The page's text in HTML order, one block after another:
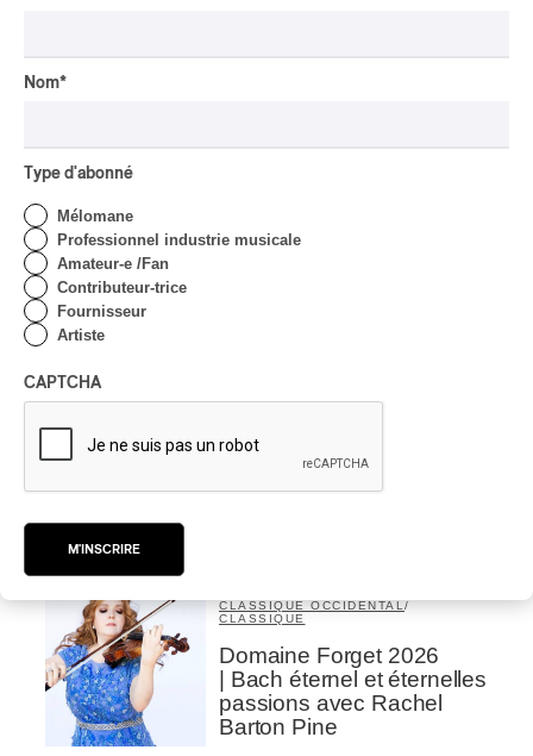
CLASSIQUE
Concerts aux Îles du Bic
CLASSIQUE OCCIDENTAL /
CLASSIQUE
Domaine Forget 2026
| Bach éternel et éternelles
passions avec Rachel
Barton Pine
Nom*
Type d'abonné
Mélomane
Professionnel industrie musicale
Amateur-e /Fan
Contributeur-trice
Fournisseur
Artiste
CAPTCHA
M'INSCRIRE